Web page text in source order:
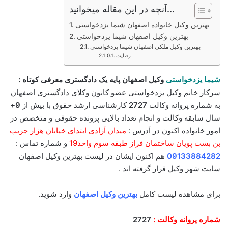
آنچه در این مقاله میخوانید...
بهترین وکیل خانواده اصفهان شیما یزدخواستی
بهترین وکیل اصفهان شیما یزدخواستی
بهترین وکیل ملکی اصفهان شیما یزدخواستی
رضایت
شیما یزدخواستی وکیل اصفهان پایه یک دادگستری معرفی کوتاه :
سرکار خانم وکیل یزدخواستی عضو کانون وکلای دادگستری اصفهان
به شماره پروانه وکالت 2727 کارشناسی ارشد حقوق با بیش از 9+
سال سابقه وکالت و انجام تعداد بالایی پرونده حقوقی و متخصص در
امور خانواده اکنون در آدرس : میدان آزادی ابتدای خیابان هزار جریب
بن بست پویان ساختمان فراز طبقه سوم واحد19
و شماره تماس :
09133884282 هم اکنون ایشان در لیست بهترین وکیل اصفهان
سایت شهر وکیل قرار گرفته اند .
برای مشاهده لیست کامل بهترین وکیل اصفهان وارد شوید.
شماره پروانه وکالت :